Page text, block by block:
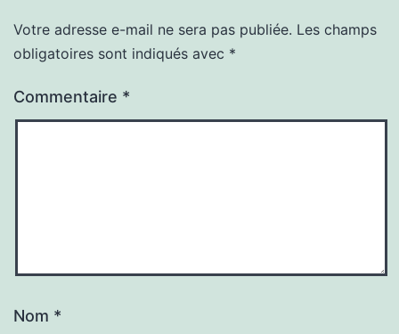
Votre adresse e-mail ne sera pas publiée. Les champs
obligatoires sont indiqués avec *
Commentaire *
Nom *